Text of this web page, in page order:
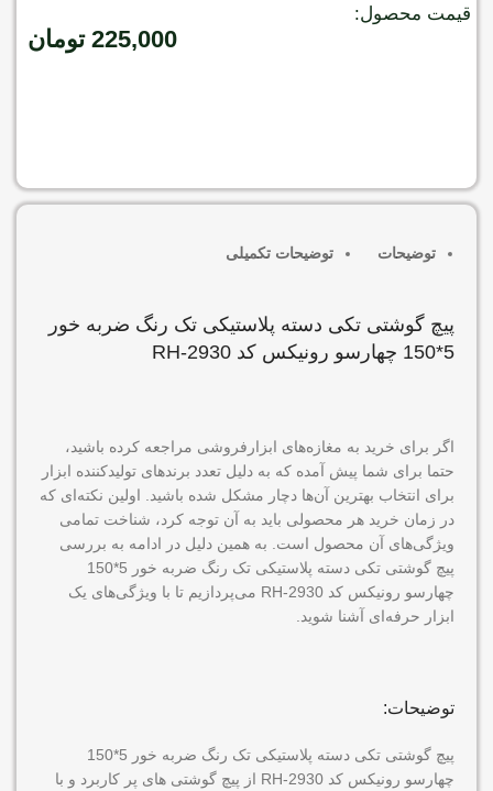
قیمت محصول:
225,000 تومان
توضیحات توضیحات تکمیلی
پیچ گوشتی تکی دسته پلاستیکی تک رنگ ضربه خور
5*150 چهارسو رونیکس کد RH-2930
اگر برای خرید به مغازه‌های ابزارفروشی مراجعه کرده باشید،
حتما برای شما پیش آمده که به دلیل تعدد برندهای تولیدکننده ابزار
برای انتخاب بهترین آن‌ها دچار مشکل شده باشید. اولین نکته‌ای که
در زمان خرید هر محصولی باید به آن توجه کرد، شناخت تمامی
ویژگی‌های آن محصول است. به همین دلیل در ادامه به بررسی
پیچ گوشتی تکی دسته پلاستیکی تک رنگ ضربه خور 5*150
چهارسو رونیکس کد RH-2930 می‌پردازیم تا با ویژگی‌های یک
ابزار حرفه‌ای آشنا شوید.
توضیحات:
پیچ گوشتی تکی دسته پلاستیکی تک رنگ ضربه خور 5*150
چهارسو رونیکس کد RH-2930 از پیچ گوشتی های پر کاربرد و با